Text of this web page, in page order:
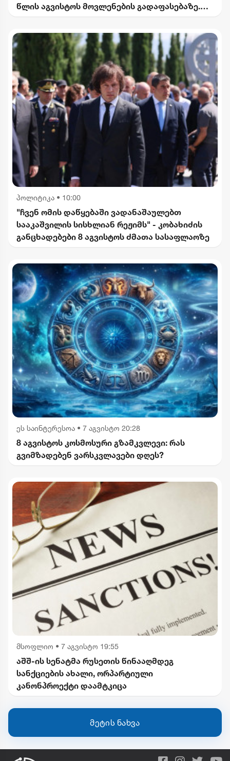
წლის აგვისტოს მოვლენების გადაფასებაზე.
განცხადებებს შერიგების აუცილებლობაზე" -
რუსეთის საგარეო უწყება
პოლიტიკა • 10:00
"ჩვენ ომის დაწყებაში ვადანაშაულებთ
სააკაშვილის სისხლიან რეჟიმს" - კობახიძის
განცხადებები 8 აგვისტოს ძმათა სასაფლაოზე
ეს საინტერესოა • 7 აგვისტო 20:28
8 აგვისტოს კოსმოსური გზამკვლევი: რას
გვიმზადებენ ვარსკვლავები დღეს?
მსოფლიო • 7 აგვისტო 19:55
აშშ-ის სენატმა რუსეთის წინააღმდეგ
სანქციების ახალი, ორპარტიული
კანონპროექტი დაამტკიცა
მეტის ნახვა